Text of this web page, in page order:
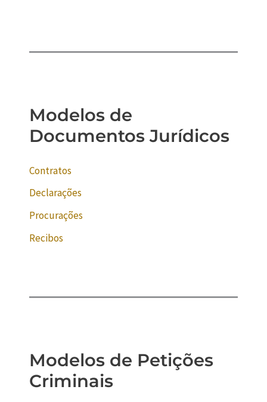
Modelos de
Documentos Jurídicos
Contratos
Declarações
Procurações
Recibos
Modelos de Petições
Criminais